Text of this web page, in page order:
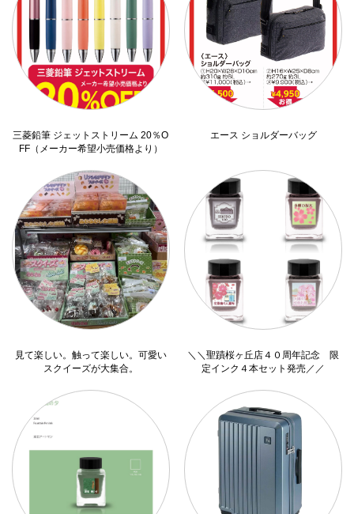
三菱鉛筆 ジェットストリーム 20％O
FF（メーカー希望小売価格より）
エース ショルダーバッグ
見て楽しい。触って楽しい。可愛い
スクイーズが大集合。
＼＼聖蹟桜ヶ丘店４０周年記念 限
定インク４本セット発売／／